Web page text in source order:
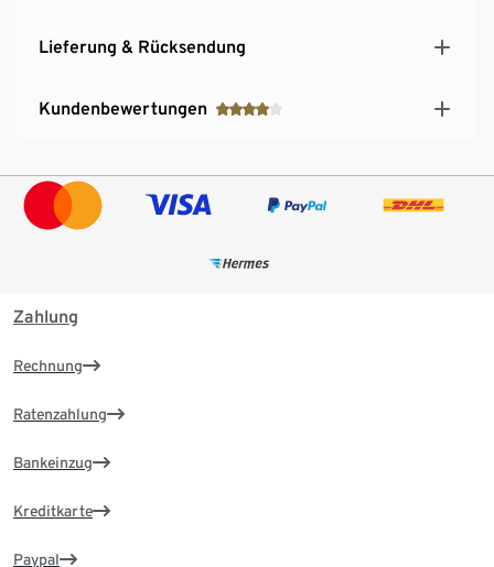
Lieferung & Rücksendung
Kundenbewertungen
Zahlung
Rechnung
Ratenzahlung
Bankeinzug
Kreditkarte
Paypal